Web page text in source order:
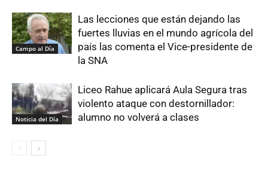
Campo al Día
Las lecciones que están dejando las
fuertes lluvias en el mundo agrícola del
país las comenta el Vice-presidente de
la SNA
Noticia del Día
Liceo Rahue aplicará Aula Segura tras
violento ataque con destornillador:
alumno no volverá a clases